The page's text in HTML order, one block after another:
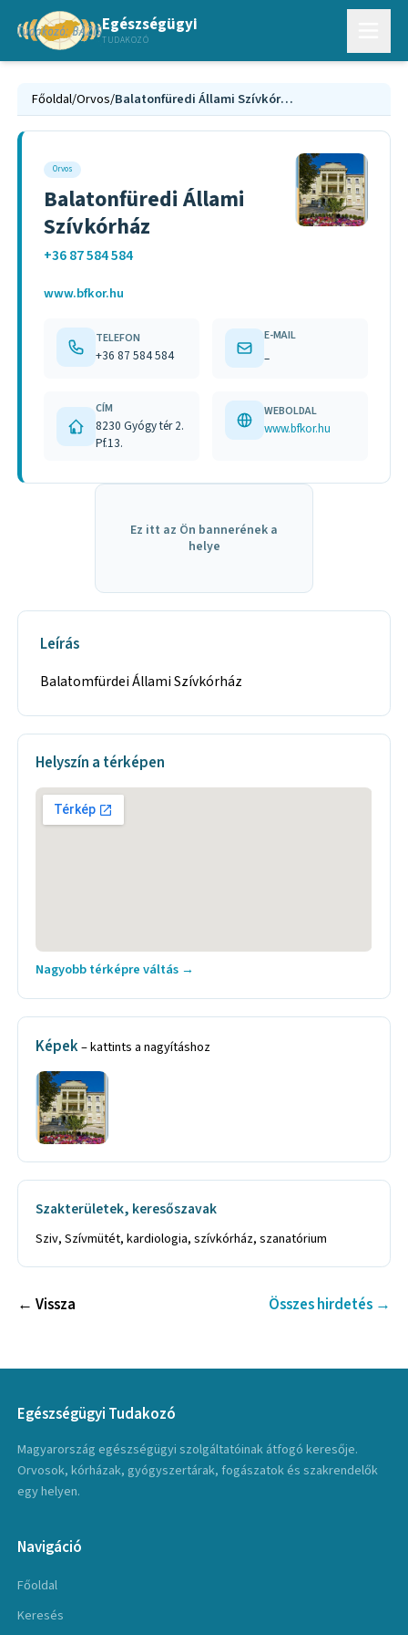
Egészségügyi
TUDAKOZÓ
Főoldal/Orvos/ Balatonfüredi Állami Szívkórház
Orvos
Balatonfüredi Állami
Szívkórház
+36 87 584 584
www.bfkor.hu
TELEFON
+36 87 584 584
E-MAIL
–
CÍM
8230 Gyógy tér 2.
Pf.13.
WEBOLDAL
www.bfkor.hu
Ez itt az Ön bannerének a
helye
Leírás
Balatomfürdei Állami Szívkórház
Helyszín a térképen
Nagyobb térképre váltás →
Képek– kattints a nagyításhoz
Szakterületek, keresőszavak
Sziv, Szívmütét, kardiologia, szívkórház, szanatórium
← Vissza Összes hirdetés →
Egészségügyi Tudakozó
Magyarország egészségügyi szolgáltatóinak átfogó keresője.
Orvosok, kórházak, gyógyszertárak, fogászatok és szakrendelők
egy helyen.
Navigáció
Főoldal
Keresés